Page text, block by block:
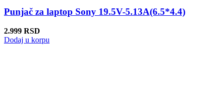
Punjač za laptop Sony 19.5V-5.13A(6.5*4.4)
2.999 RSD
Dodaj u korpu